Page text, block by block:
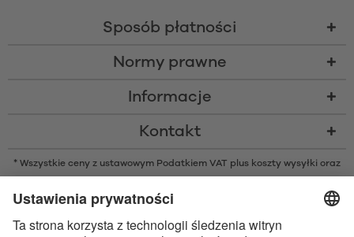
Sposób płatności
Normy prawne
Informacje
Kontakt
* Wszystkie ceny z ustawowym Podatkiem VAT plus koszty wysyłki oraz
* Znak słowny i logo Bluetooth® są zarejestrowanymi znakami
towarowymi należącymi do Bluetooth SIG, Inc. i każde użycie tych znaków